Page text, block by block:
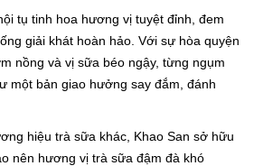
tụ tinh hoa hương vị tuyệt đỉnh, đem
giải khát hoàn hảo. Với sự hòa quyện
nồng và vị sữa béo ngậy, từng ngụm
một bản giao hưởng say đắm, đánh
hiệu trà sữa khác, Khao San sở hữu
nên hương vị trà sữa đậm đà khó